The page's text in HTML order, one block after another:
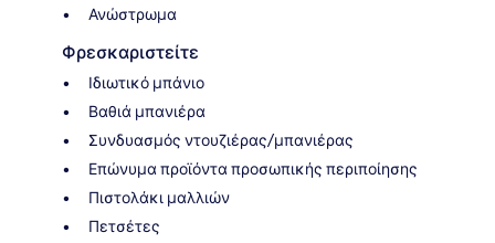
Ανώστρωμα
Φρεσκαριστείτε
Ιδιωτικό μπάνιο
Βαθιά μπανιέρα
Συνδυασμός ντουζιέρας/μπανιέρας
Επώνυμα προϊόντα προσωπικής περιποίησης
Πιστολάκι μαλλιών
Πετσέτες